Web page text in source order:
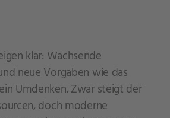
klar: Wachsende
neue Vorgaben wie das
Umdenken. Zwar steigt der
doch moderne